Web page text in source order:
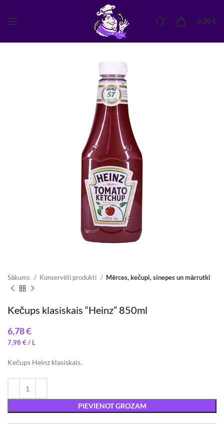
0,00 €
Sākums Konservēti produkti Mērces, kečupi, sinepes un mārrutki
Kečups klasiskais “Heinz” 850ml
€
7,98 €
Kečups Heinz klasiskais.
PIEVIENOT GROZAM